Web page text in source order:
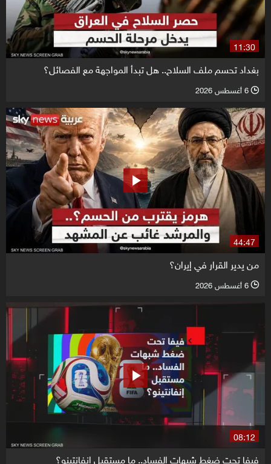
11:30
بغداد تحسم ملف السلاح.. هل تبدأ المواجهة مع الفصائل؟
l 6 أغسطس 2026
44:47
من يدير القرار في إيران؟
l 6 أغسطس 2026
08:12
فيفا تحت ضغط شبهات الفساد.. ما مستقبل إنفانتينو؟